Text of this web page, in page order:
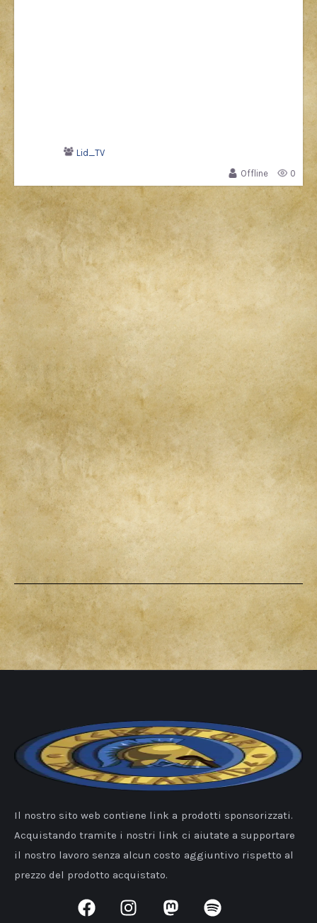
Lid_TV
Offline
0
Il nostro sito web contiene link a prodotti sponsorizzati.
Acquistando tramite i nostri link ci aiutate a supportare
il nostro lavoro senza alcun costo aggiuntivo rispetto al
prezzo del prodotto acquistato.